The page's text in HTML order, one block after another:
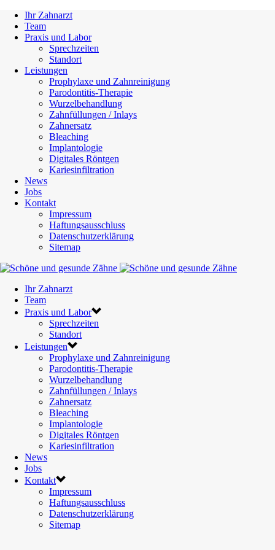
Ihr Zahnarzt
Team
Praxis und Labor
Sprechzeiten
Standort
Leistungen
Prophylaxe und Zahnreinigung
Parodontitis-Therapie
Wurzelbehandlung
Zahnfüllungen / Inlays
Zahnersatz
Bleaching
Implantologie
Digitales Röntgen
Kariesinfiltration
News
Jobs
Kontakt
Impressum
Haftungsausschluss
Datenschutzerklärung
Sitemap
Ihr Zahnarzt
Team
Praxis und Labor
Sprechzeiten
Standort
Leistungen
Prophylaxe und Zahnreinigung
Parodontitis-Therapie
Wurzelbehandlung
Zahnfüllungen / Inlays
Zahnersatz
Bleaching
Implantologie
Digitales Röntgen
Kariesinfiltration
News
Jobs
Kontakt
Impressum
Haftungsausschluss
Datenschutzerklärung
Sitemap